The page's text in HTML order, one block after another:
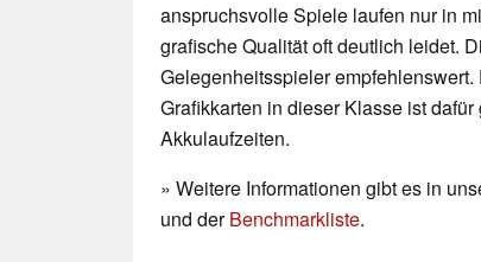
anspruchsvolle Spiele laufen nur in
grafische Qualität oft deutlich leidet.
Gelegenheitsspieler
Grafikkarten in dieser Klasse ist
Akkulaufzeiten.
» Weitere Informationen gibt es in
und derBenchmarkliste.